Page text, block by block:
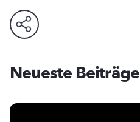
Neueste Beiträge